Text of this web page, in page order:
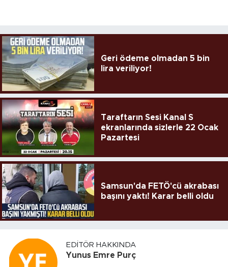
Geri ödeme olmadan 5 bin
lira veriliyor!
Taraftarın Sesi Kanal S
ekranlarında sizlerle 22 Ocak
Pazartesi
Samsun'da FETÖ'cü akrabası
başını yaktı! Karar belli oldu
EDITÖR HAKKINDA
Yunus Emre Purç